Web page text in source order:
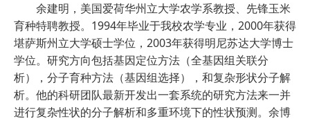
余建明，美国爱荷华州立大学农学系教授、先锋玉米
育种特聘教授。1994年毕业于我校农学专业，2000年获得
堪萨斯州立大学硕士学位，2003年获得明尼苏达大学博士
学位。研究方向包括基因定位方法（全基因组关联分
析），分子育种方法（基因组选择），和复杂形状分子解
析。他的科研团队最新开发出一套系统的研究方法来一并
进行复杂性状的分子解析和多重环境下的性状预测。余博